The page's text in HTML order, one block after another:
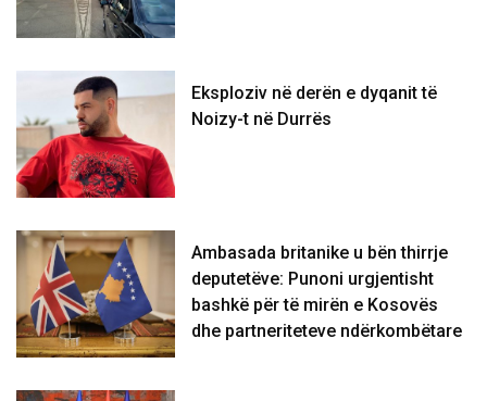
Eksploziv në derën e dyqanit të
Noizy-t në Durrës
Ambasada britanike u bën thirrje
deputetëve: Punoni urgjentisht
bashkë për të mirën e Kosovës
dhe partneriteteve ndërkombëtare